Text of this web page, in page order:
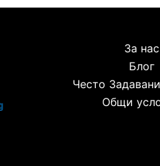
За нас
Блог
Често
Общи